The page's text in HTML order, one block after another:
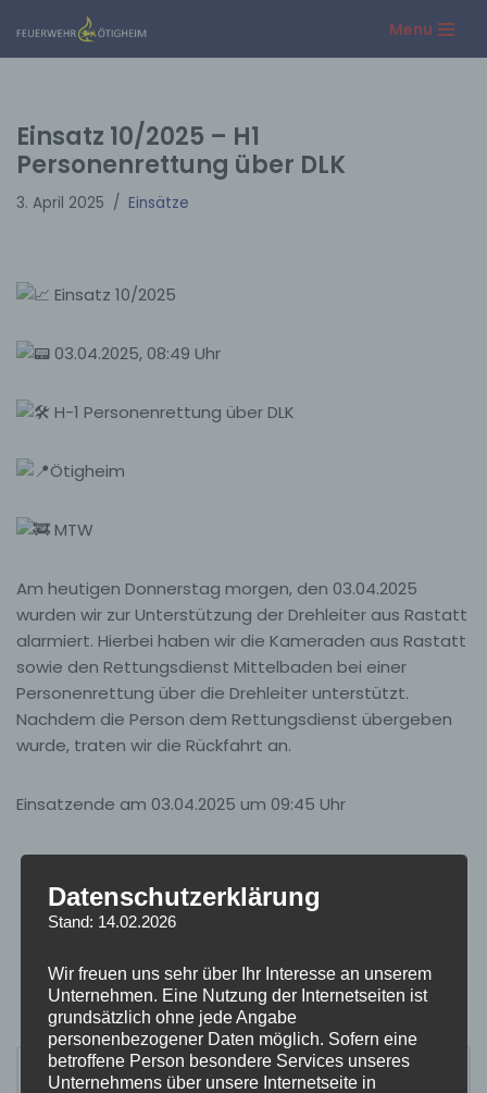
Zum
Menu
Einsatz 10/2025 – H1
Personenrettung über DLK
3. April 2025 Einsätze
Einsatz 10/2025
03.04.2025, 08:49 Uhr
H-1 Personenrettung über DLK
Ötigheim
MTW
Am heutigen Donnerstag morgen, den 03.04.2025
wurden wir zur Unterstützung der Drehleiter aus Rastatt
alarmiert. Hierbei haben wir die Kameraden aus Rastatt
sowie den Rettungsdienst Mittelbaden bei einer
Personenrettung über die Drehleiter unterstützt.
Nachdem die Person dem Rettungsdienst übergeben
wurde, traten wir die Rückfahrt an.
Einsatzende am 03.04.2025 um 09:45 Uhr
Datenschutzerklärung
Stand: 14.02.2026
Wir freuen uns sehr über Ihr Interesse an unserem
Unternehmen. Eine Nutzung der Internetseiten ist
grundsätzlich ohne jede Angabe
personenbezogener Daten möglich. Sofern eine
betroffene Person besondere Services unseres
Unternehmens über unsere Internetseite in